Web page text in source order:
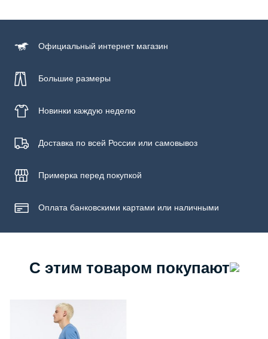
100% хлопок
Бережная стирка при температуре не более 30С, химчистка
запрещена, гладить при низкой температуре до 110С
Официальный интернет магазин
Большие размеры
Новинки каждую неделю
Доставка по всей России или самовывоз
Примерка перед покупкой
Оплата банковскими картами или наличными
С этим товаром покупают